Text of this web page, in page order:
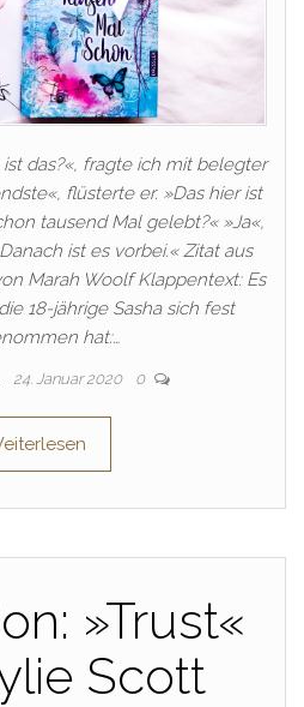
das?«, fragte ich mit belegter
flüsterte er. »Das hier ist
tausend Mal gelebt?« »Ja«,
ist es vorbei.« Zitat aus
Marah Woolf Klappentext: Es
18-jährige Sasha sich fest
hat:…
24. Januar 2020 0
»Trust«
Scott